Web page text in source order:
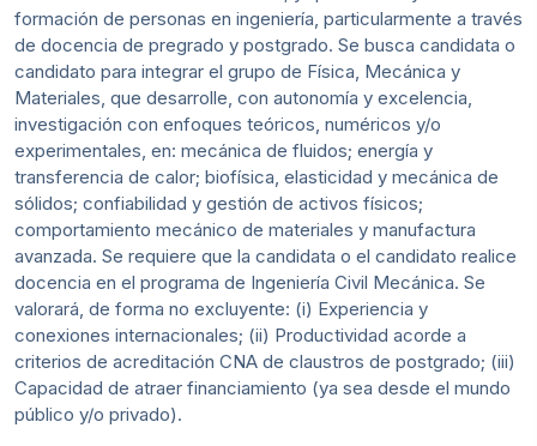
formación de personas en ingeniería, particularmente a través
de docencia de pregrado y postgrado. Se busca candidata o
candidato para integrar el grupo de Física, Mecánica y
Materiales, que desarrolle, con autonomía y excelencia,
investigación con enfoques teóricos, numéricos y/o
experimentales, en: mecánica de fluidos; energía y
transferencia de calor; biofísica, elasticidad y mecánica de
sólidos; confiabilidad y gestión de activos físicos;
comportamiento mecánico de materiales y manufactura
avanzada. Se requiere que la candidata o el candidato realice
docencia en el programa de Ingeniería Civil Mecánica. Se
valorará, de forma no excluyente: (i) Experiencia y
conexiones internacionales; (ii) Productividad acorde a
criterios de acreditación CNA de claustros de postgrado; (iii)
Capacidad de atraer financiamiento (ya sea desde el mundo
público y/o privado).